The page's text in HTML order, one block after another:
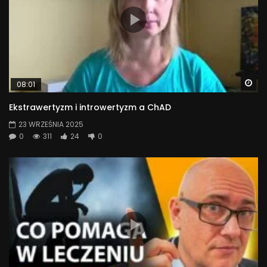
08:01
Ekstrawertyzm i introwertyzm a ChAD
23 WRZEŚNIA 2025
0
311 24 0